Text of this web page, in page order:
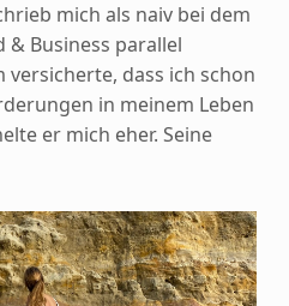
mich als naiv bei dem
& Business parallel
versicherte, dass ich schon
in meinem Leben
er mich eher. Seine